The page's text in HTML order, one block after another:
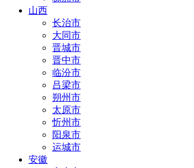
山西
长治市
大同市
晋城市
晋中市
临汾市
吕梁市
朔州市
太原市
忻州市
阳泉市
运城市
安徽